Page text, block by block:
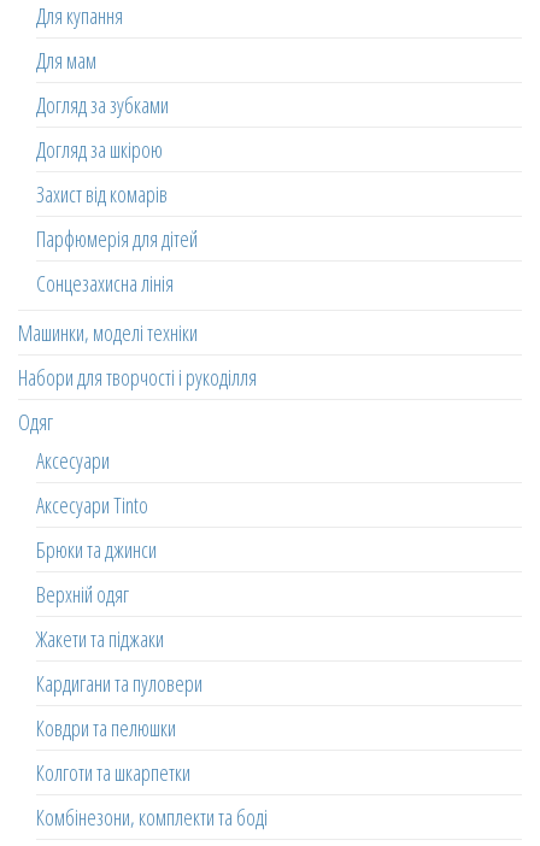
Для купання
Для мам
Догляд за зубками
Догляд за шкірою
Захист від комарів
Парфюмерія для дітей
Сонцезахисна лінія
Машинки, моделі техніки
Набори для творчості і рукоділля
Одяг
Аксесуари
Аксесуари Tinto
Брюки та джинси
Верхній одяг
Жакети та піджаки
Кардигани та пуловери
Ковдри та пелюшки
Колготи та шкарпетки
Комбінезони, комплекти та боді